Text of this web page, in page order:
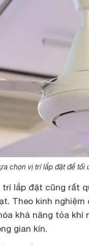
chọn vị trí lắp đặt để tối
trí lắp đặt cũng rất
Theo kinh
khả năng tỏa
gian kín.